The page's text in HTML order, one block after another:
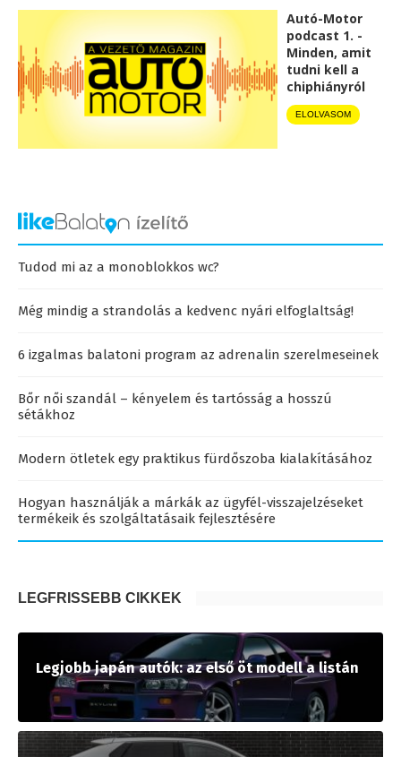
Autó-Motor
podcast 1. -
Minden, amit
tudni kell a
chiphiányról
ELOLVASOM
Tudod mi az a monoblokkos wc?
Még mindig a strandolás a kedvenc nyári elfoglaltság!
6 izgalmas balatoni program az adrenalin szerelmeseinek
Bőr női szandál – kényelem és tartósság a hosszú
sétákhoz
Modern ötletek egy praktikus fürdőszoba kialakításához
Hogyan használják a márkák az ügyfél-visszajelzéseket
termékeik és szolgáltatásaik fejlesztésére
LEGFRISSEBB CIKKEK
Legjobb japán autók: az első öt modell a listán